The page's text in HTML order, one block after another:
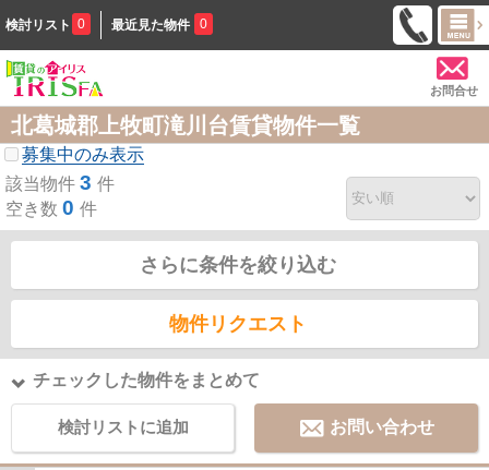
検討リスト 0 最近見た物件 0
お問合せ
北葛城郡上牧町滝川台賃貸物件一覧
募集中のみ表示
該当物件 3 件
空き数 0 件
さらに条件を絞り込む
物件リクエスト
チェックした物件をまとめて
検討リストに追加 お問い合わせ